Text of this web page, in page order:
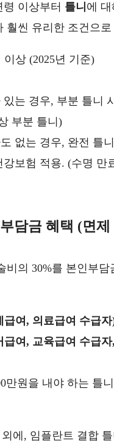
이상부터 틀니 에
훨씬 유리한 조건으
이상 (2025년 기준)
있는 경우, 부분 틀니
부분 틀니)
없는 경우, 완전 틀
강보험 적용. (수명
담금 혜택 (면제
의 30%를 본인부
급여, 의료급여 수급
여, 교육급여 수급
만원을 내야 하는 틀
에, 임플란트 결합